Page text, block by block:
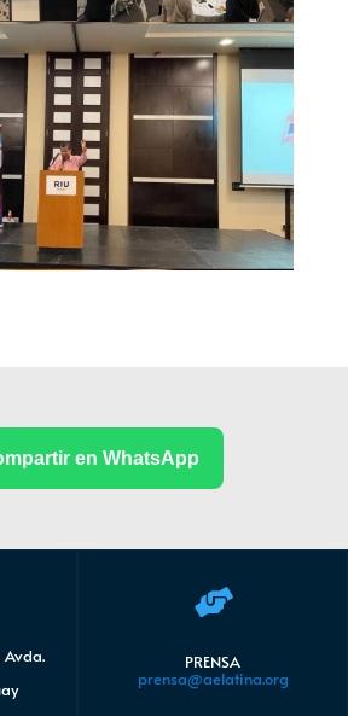
en WhatsApp
Avda.

PRENSA
prensa@aelatina.org